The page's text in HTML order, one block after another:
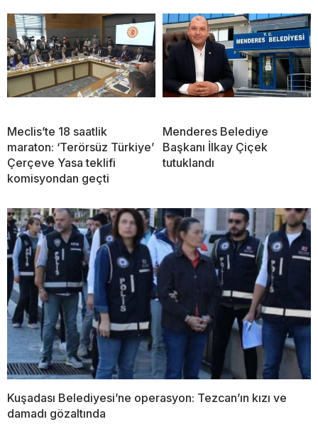
Meclis’te 18 saatlik
maraton: ‘Terörsüz Türkiye’
Çerçeve Yasa teklifi
komisyondan geçti
Menderes Belediye
Başkanı İlkay Çiçek
tutuklandı
Kuşadası Belediyesi’ne operasyon: Tezcan’ın kızı ve
damadı gözaltında